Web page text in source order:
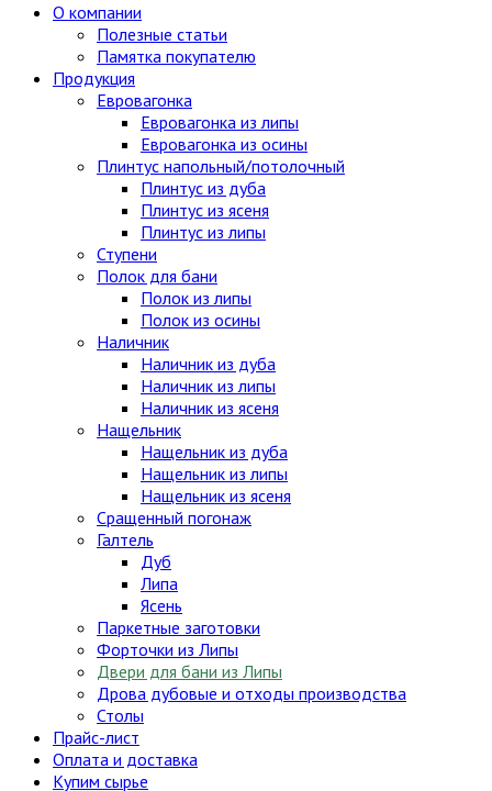
О компании
Полезные статьи
Памятка покупателю
Продукция
Евровагонка
Евровагонка из липы
Евровагонка из осины
Плинтус напольный/потолочный
Плинтус из дуба
Плинтус из ясеня
Плинтус из липы
Ступени
Полок для бани
Полок из липы
Полок из осины
Наличник
Наличник из дуба
Наличник из липы
Наличник из ясеня
Нащельник
Нащельник из дуба
Нащельник из липы
Нащельник из ясеня
Сращенный погонаж
Галтель
Дуб
Липа
Ясень
Паркетные заготовки
Форточки из Липы
Двери для бани из Липы
Дрова дубовые и отходы производства
Столы
Прайс-лист
Оплата и доставка
Купим сырье